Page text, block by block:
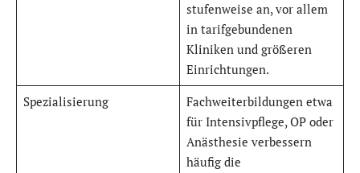
stufenweise an, vor allem
in tarifgebundenen
Kliniken und größeren
Einrichtungen.
Spezialisierung
Fachweiterbildungen etwa
für Intensivpflege, OP oder
Anästhesie verbessern
häufig die